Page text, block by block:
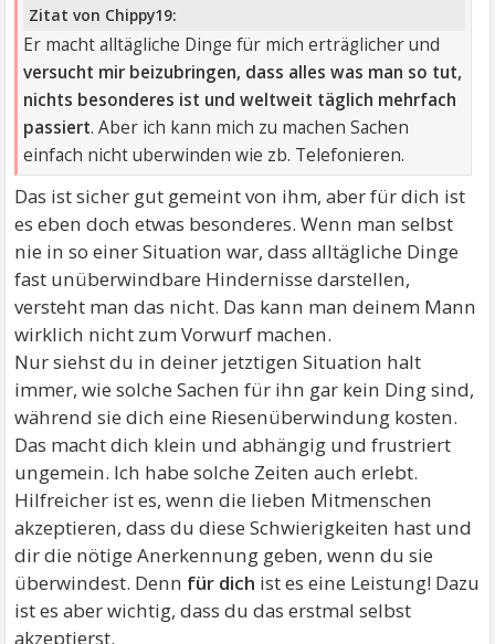
Zitat von Chippy19:
Er macht alltägliche Dinge für mich erträglicher und
versucht mir beizubringen, dass alles was man so tut,
nichts besonderes ist und weltweit täglich mehrfach
passiert. Aber ich kann mich zu machen Sachen
einfach nicht uberwinden wie zb. Telefonieren.
Das ist sicher gut gemeint von ihm, aber für dich ist
es eben doch etwas besonderes. Wenn man selbst
nie in so einer Situation war, dass alltägliche Dinge
fast unüberwindbare Hindernisse darstellen,
versteht man das nicht. Das kann man deinem Mann
wirklich nicht zum Vorwurf machen.
Nur siehst du in deiner jetztigen Situation halt
immer, wie solche Sachen für ihn gar kein Ding sind,
während sie dich eine Riesenüberwindung kosten.
Das macht dich klein und abhängig und frustriert
ungemein. Ich habe solche Zeiten auch erlebt.
Hilfreicher ist es, wenn die lieben Mitmenschen
akzeptieren, dass du diese Schwierigkeiten hast und
dir die nötige Anerkennung geben, wenn du sie
überwindest. Denn für dich ist es eine Leistung! Dazu
ist es aber wichtig, dass du das erstmal selbst
akzeptierst.